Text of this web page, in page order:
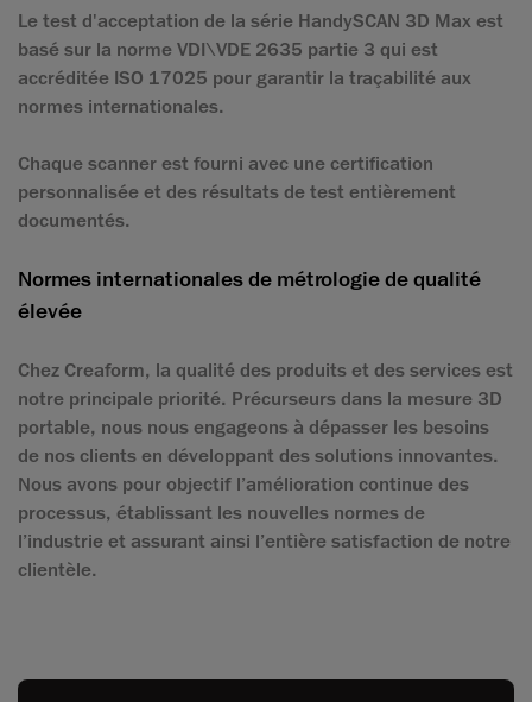
Le test d'acceptation de la série HandySCAN 3D Max est
basé sur la norme VDI\VDE 2635 partie 3 qui est
accréditée ISO 17025 pour garantir la traçabilité aux
normes internationales.
Chaque scanner est fourni avec une certification
personnalisée et des résultats de test entièrement
documentés.
Normes internationales de métrologie de qualité
élevée
Chez Creaform, la qualité des produits et des services est
notre principale priorité. Précurseurs dans la mesure 3D
portable, nous nous engageons à dépasser les besoins
de nos clients en développant des solutions innovantes.
Nous avons pour objectif l’amélioration continue des
processus, établissant les nouvelles normes de
l’industrie et assurant ainsi l’entière satisfaction de notre
clientèle.